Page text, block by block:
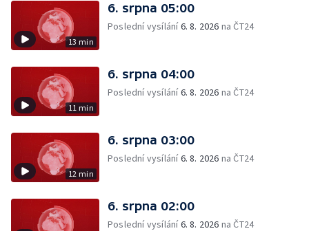
13 min
6. srpna 05:00
Poslední vysílání6. 8. 2026 na ČT24
11 min
6. srpna 04:00
Poslední vysílání6. 8. 2026 na ČT24
12 min
6. srpna 03:00
Poslední vysílání6. 8. 2026 na ČT24
6. srpna 02:00
Poslední vysílání6. 8. 2026 na ČT24